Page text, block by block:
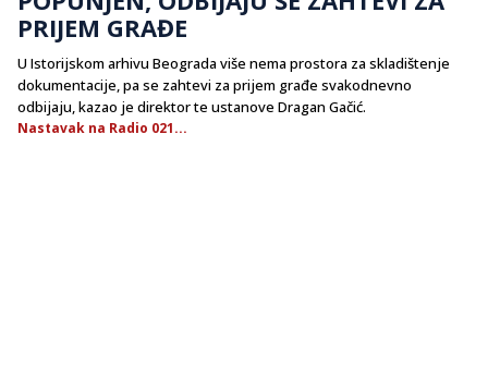
PRIJEM GRAĐE
U Istorijskom arhivu Beograda više nema prostora za skladištenje
dokumentacije, pa se zahtevi za prijem građe svakodnevno
odbijaju, kazao je direktor te ustanove Dragan Gačić.
Nastavak na Radio 021...